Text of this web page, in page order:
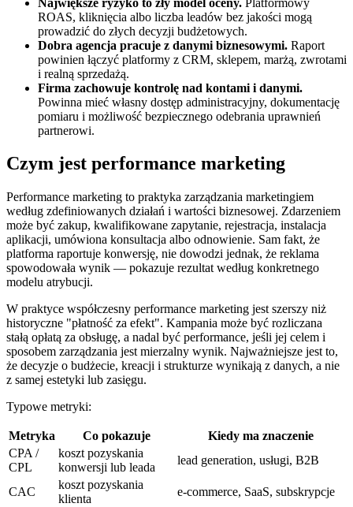
ROAS, kliknięcia albo liczba leadów bez jakości mogą
prowadzić do złych decyzji budżetowych.
Dobra agencja pracuje z danymi biznesowymi. Raport
powinien łączyć platformy z CRM, sklepem, marżą, zwrotami
i realną sprzedażą.
Firma zachowuje kontrolę nad kontami i danymi.
Powinna mieć własny dostęp administracyjny, dokumentację
pomiaru i możliwość bezpiecznego odebrania uprawnień
partnerowi.
Czym jest performance marketing
Performance marketing to praktyka zarządzania marketingiem
według zdefiniowanych działań i wartości biznesowej. Zdarzeniem
może być zakup, kwalifikowane zapytanie, rejestracja, instalacja
aplikacji, umówiona konsultacja albo odnowienie. Sam fakt, że
platforma raportuje konwersję, nie dowodzi jednak, że reklama
spowodowała wynik — pokazuje rezultat według konkretnego
modelu atrybucji.
W praktyce współczesny performance marketing jest szerszy niż
historyczne "płatność za efekt". Kampania może być rozliczana
stałą opłatą za obsługę, a nadal być performance, jeśli jej celem i
sposobem zarządzania jest mierzalny wynik. Najważniejsze jest to,
że decyzje o budżecie, kreacji i strukturze wynikają z danych, a nie
z samej estetyki lub zasięgu.
Typowe metryki:
Metryka Co pokazuje
Kiedy ma znaczenie
CPA /
CPL
koszt pozyskania
konwersji lub leada
lead generation, usługi, B2B
CAC
koszt pozyskania
klienta
e-commerce, SaaS, subskrypcje